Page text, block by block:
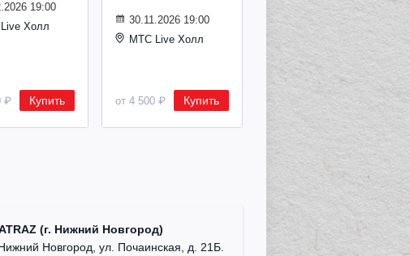
19:00
Холл
₽ Купить
30.11.2026 19:00
МТС Live Холл
от 4 500 ₽ Купить
02.11.2026 19:00
МТС Live Холл
от 2 600 ₽ Купить
(г. Нижний Новгород)
Новгород, ул. Почаинская, д. 21Б.
ДК
г.